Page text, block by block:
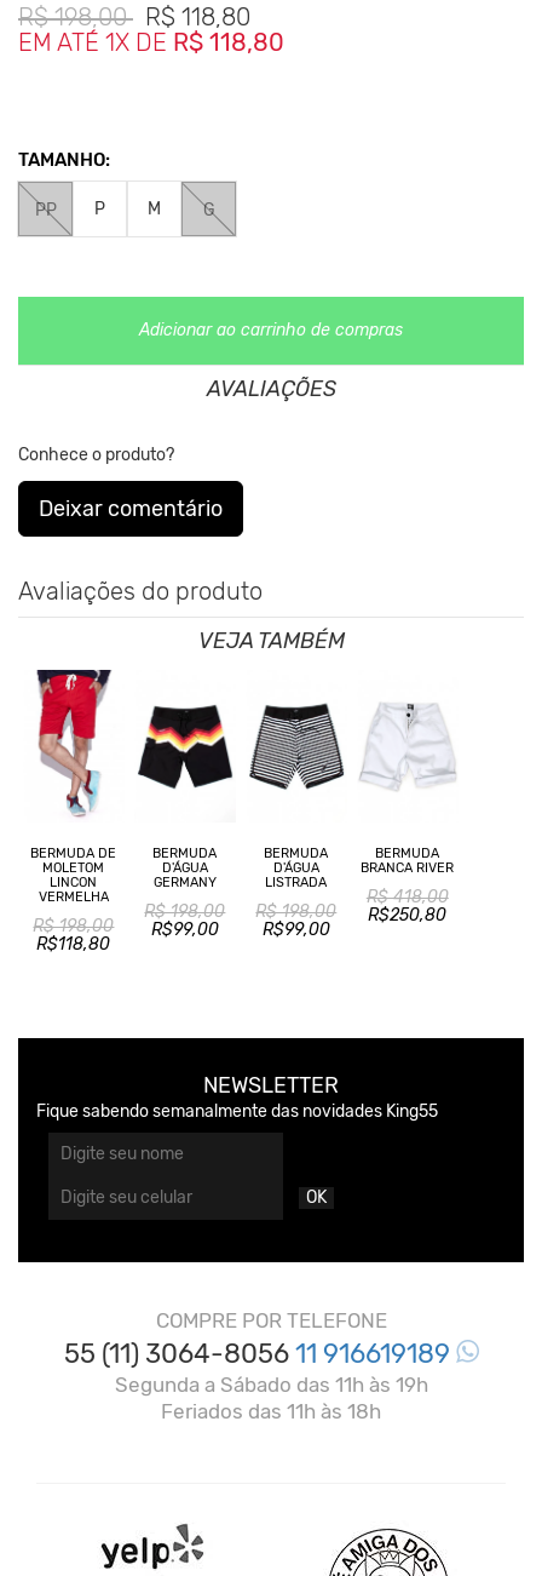
Medidas da Peça
G- Cintura 44cm- Gancho frontal 36cm- Comprimento 59cm
O Modelo está usando uma peça no tamanho P.
**As cores podem variar conforme a configuração do seu monitor.
Clique aquiPara saber mais sobre a manutenção de suas
R$ 198,00 R$ 118,80
EM ATÉ 1X DE R$ 118,80
TAMANHO:
PP P M G
Adicionar ao carrinho de compras
AVALIAÇÕES
Conhece o produto?
Deixar comentário
Avaliações do produto
VEJA TAMBÉM
BERMUDA DE
MOLETOM
LINCON
VERMELHA
R$ 198,00
R$118,80
BERMUDA
D'ÁGUA
GERMANY
R$ 198,00
R$99,00
BERMUDA
D'ÁGUA
LISTRADA
R$ 198,00
R$99,00
BERMUDA
BRANCA RIVER
R$ 418,00
R$250,80
NEWSLETTER
Fique sabendo semanalmente das novidades King55
OK
COMPRE POR TELEFONE
55 (11) 3064-805611 916619189
Segunda a Sábado das 11h às 19h
Feriados das 11h às 18h